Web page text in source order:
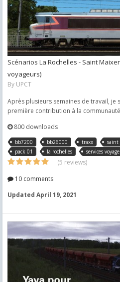
Scénarios La Rochelles - Saint
voyageurs)
By UPCT
Après plusieurs semaines de travail, je
première contribution à la
800 downloads
bb7200 bb26000 traxx saint
pack 01
la rochelles services
(5 reviews)
10 comments
Updated April 19, 2021